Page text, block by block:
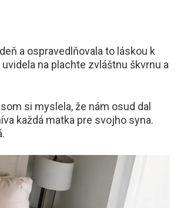
a ospravedlňovala to láskou k
na plachte zvláštnu škvrnu a
si myslela, že nám osud dal
každá matka pre svojho syna.